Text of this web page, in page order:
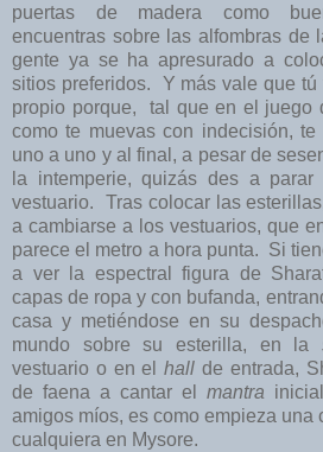
puertas de madera como
encuentras sobre las alfombras de
gente ya se ha apresurado a
sitios preferidos. Y más vale que
propio porque, tal que en el juego
como te muevas con indecisión,
uno a uno y al final, a pesar de
la intemperie, quizás des a
vestuario. Tras colocar las
a cambiarse a los vestuarios, que
parece el metro a hora punta. Si
a ver la espectral figura de
capas de ropa y con bufanda,
casa y metiéndose en su
mundo sobre su esterilla, en la
vestuario o en elhallde entrada,
de faena a cantar el mantra
amigos míos, es como empieza una
cualquiera en Mysore.